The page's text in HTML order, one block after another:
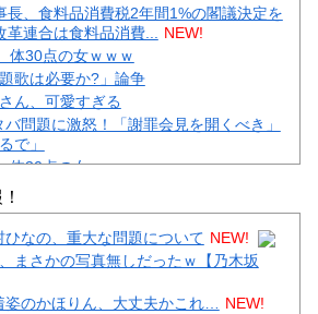
長、食料品消費税2年間1%の閣議決定を
連合は食料品消費...
NEW!
体30点の女ｗｗｗ
歌は必要か?」論争
ん、可愛すぎる
問題に激怒！「謝罪会見を開くべき」
で」
体30点の女ｗｗｗ
相互RSS
ひなの、重大な問題について NEW!
まさかの写真無しだったｗ【乃木坂
姿のかほりん、大丈夫かこれ… NEW!